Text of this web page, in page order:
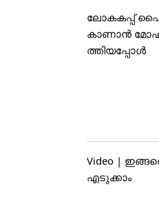
ലോകകപ്പ്
കാണാൻ
ത്തിയപ്പോൾ
Video |
എടുക്കാം